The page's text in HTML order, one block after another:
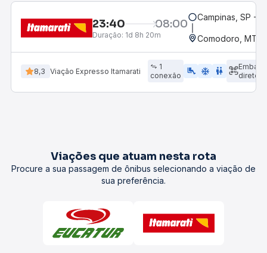
23:40 08:00
Duração: 1d 8h 20m
Campinas, SP -
Comodoro, MT
8,3 Viação Expresso Itamarati
1
conexão
airline_seat_legroom_extra ac_unit wc
direto
Viações que atuam nesta rota
Procure a sua passagem de ônibus selecionando a viação de
sua preferência.